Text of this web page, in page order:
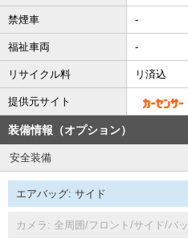
禁煙車 -
福祉車両 -
リサイクル料 リ済込
提供元サイト
装備情報（オプション）
安全装備
エアバッグ: サイド
カメラ: 全周囲/フロント/サイド/バ